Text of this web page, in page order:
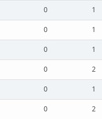
0
1
0
1
0
1
0
2
0
1
0
2